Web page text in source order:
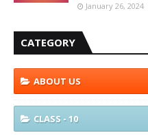
January 26, 2024
CATEGORY
ABOUT US
CLASS - 10